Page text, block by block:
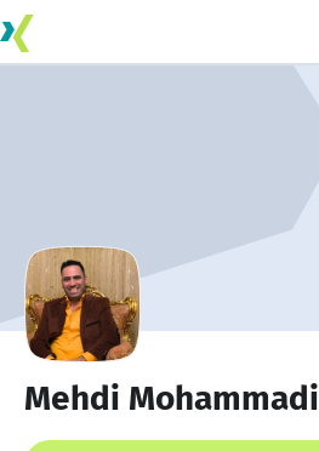
Mehdi Mohammadi